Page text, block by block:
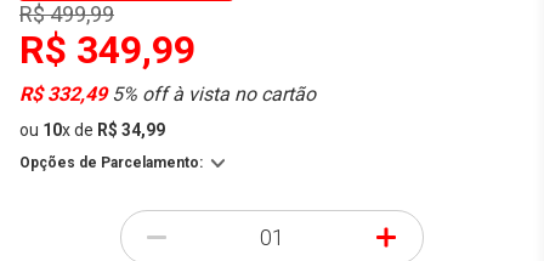
R$ 499,99
R$ 349,99
R$ 332,495% off à vista no cartão
ou 10xde R$ 34,99
Opções de Parcelamento:
- +